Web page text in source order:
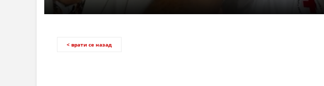
< врати се назад